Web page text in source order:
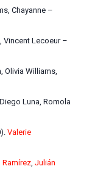
Chayanne –
Vincent Lecoeur –
Olivia Williams,
Luna, Romola
Valerie
Ramírez ,Julián